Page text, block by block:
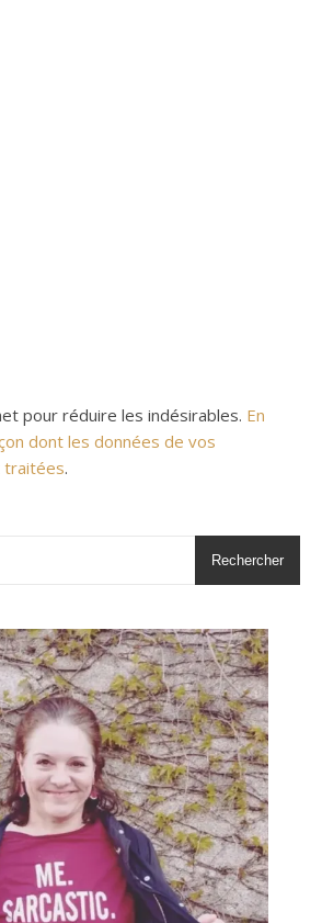
pour réduire les indésirables. En
dont les données de vos
traitées.
Rechercher